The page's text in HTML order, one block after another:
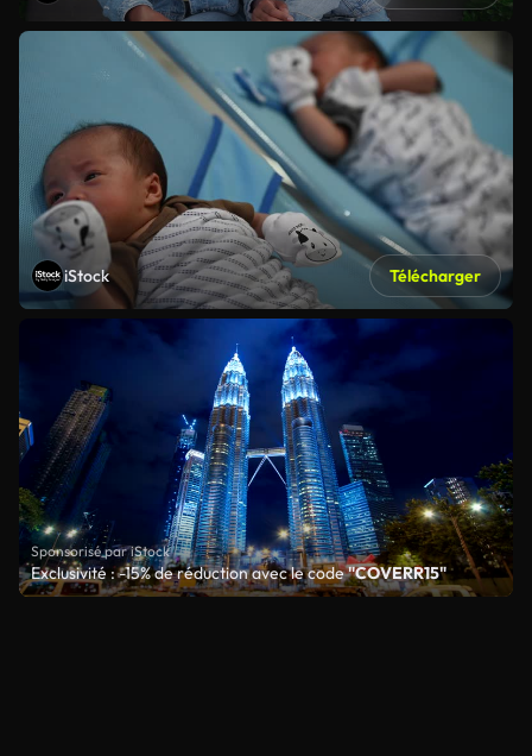
iStock Télécharger
Sponsorisé par iStock
Exclusivité : -15% de réduction avec le code"COVERR15"